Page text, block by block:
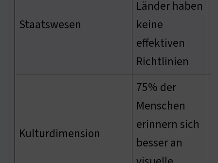
Staatswesen
Länder haben
keine
effektiven
Richtlinien
Kulturdimension
75% der
Menschen
erinnern sich
besser an